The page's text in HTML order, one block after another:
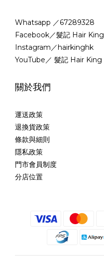
Whatsapp ／67289328
Facebook／髮記 Hair King
Instagram／hairkinghk
YouTube／ 髮記 Hair King
關於我們
運送政策
退換貨政策
條款與細則
隱私政策
門市會員制度
分店位置